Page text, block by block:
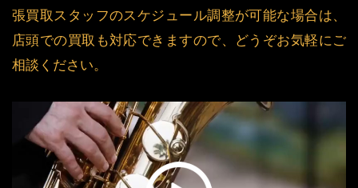
張買取スタッフのスケジュール調整が可能な場合は、
店頭での買取も対応できますので、どうぞお気軽にご
相談ください。